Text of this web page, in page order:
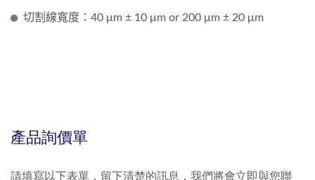
切割線寬度：40 μm ± 10 μm or 200 μm ± 20 μm